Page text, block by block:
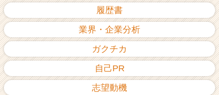
履歴書
業界・企業分析
ガクチカ
自己PR
志望動機